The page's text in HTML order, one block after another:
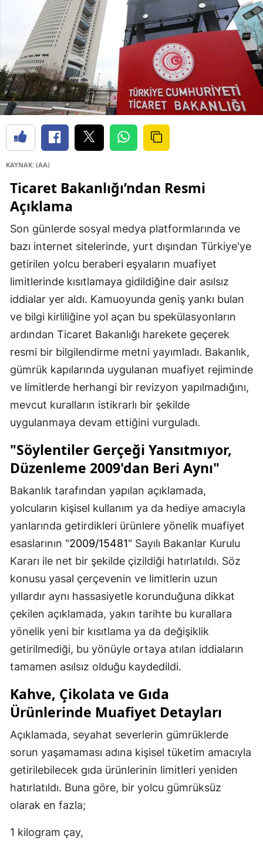
KAYNAK: (AA)
Ticaret Bakanlığı’ndan Resmi
Açıklama
Son günlerde sosyal medya platformlarında ve
bazı internet sitelerinde, yurt dışından Türkiye'ye
getirilen yolcu beraberi eşyaların muafiyet
limitlerinde kısıtlamaya gidildiğine dair asılsız
iddialar yer aldı. Kamuoyunda geniş yankı bulan
ve bilgi kirliliğine yol açan bu spekülasyonların
ardından Ticaret Bakanlığı harekete geçerek
resmi bir bilgilendirme metni yayımladı. Bakanlık,
gümrük kapılarında uygulanan muafiyet rejiminde
ve limitlerde herhangi bir revizyon yapılmadığını,
mevcut kuralların istikrarlı bir şekilde
uygulanmaya devam ettiğini vurguladı.
"Söylentiler Gerçeği Yansıtmıyor,
Düzenleme 2009'dan Beri Aynı"
Bakanlık tarafından yapılan açıklamada,
yolcuların kişisel kullanım ya da hediye amacıyla
yanlarında getirdikleri ürünlere yönelik muafiyet
esaslarının "2009/15481" Sayılı Bakanlar Kurulu
Kararı ile net bir şekilde çizildiği hatırlatıldı. Söz
konusu yasal çerçevenin ve limitlerin uzun
yıllardır aynı hassasiyetle korunduğuna dikkat
çekilen açıklamada, yakın tarihte bu kurallara
yönelik yeni bir kısıtlama ya da değişiklik
getirilmediği, bu yönüyle ortaya atılan iddiaların
tamamen asılsız olduğu kaydedildi.
Kahve, Çikolata ve Gıda
Ürünlerinde Muafiyet Detayları
Açıklamada, seyahat severlerin gümrüklerde
sorun yaşamaması adına kişisel tüketim amacıyla
getirilebilecek gıda ürünlerinin limitleri yeniden
hatırlatıldı. Buna göre, bir yolcu gümrüksüz
olarak en fazla;
1 kilogram çay,